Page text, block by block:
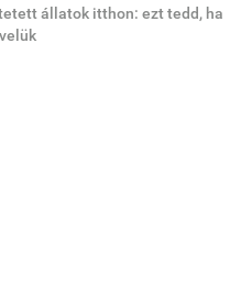
állatok itthon: ezt tedd, ha